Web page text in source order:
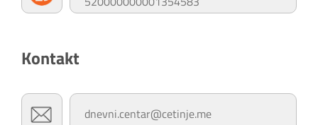
Kontakt
dnevni.centar@cetinje.me